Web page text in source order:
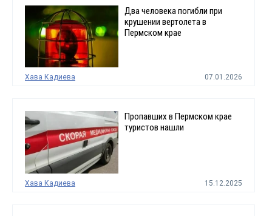
Два человека погибли при
крушении вертолета в
Пермском крае
Хава Кадиева 07.01.2026
Пропавших в Пермском крае
туристов нашли
Хава Кадиева 15.12.2025